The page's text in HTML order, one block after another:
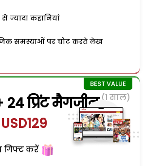
से ज्यादा कहानियां
समस्याओं पर चोट करते लेख
24 प्रिंट मैगजीन (1 साल)
USD129
गिफ्ट करें